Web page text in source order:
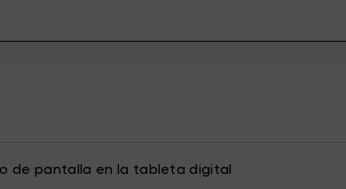
de pantalla en la tableta digital